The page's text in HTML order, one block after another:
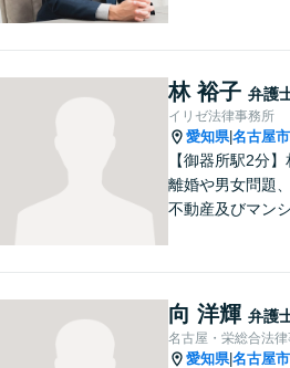
ご相談ください
に向け一緒に歩
ょう【相続の相
林 裕子 弁護
イリゼ法律事務所
愛知県|名古屋
【御器所駅2分】
離婚や男女問題
不動産及びマン
い、丁寧な説明
を心がけており
個室】【法テラ
向 洋輝 弁護
名古屋・栄総合法
愛知県|名古屋